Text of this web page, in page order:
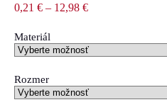
0,21 € – 12,98 €
Materiál
Rozmer